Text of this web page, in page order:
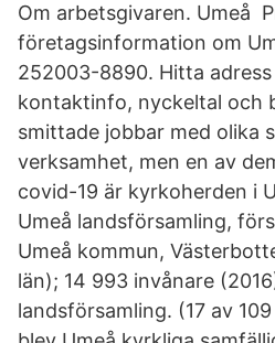
Om arbetsgivaren. Umeå
företagsinformation om
252003-8890. Hitta
kontaktinfo, nyckeltal och
smittade jobbar med olika
verksamhet, men en av
covid-19 är kyrkoherden i
Umeå landsförsamling,
Umeå kommun,
län); 14 993 invånare
landsförsamling. (17 av